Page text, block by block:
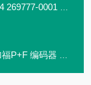
码器 联轴器 现货直发
器 联轴器 传感器